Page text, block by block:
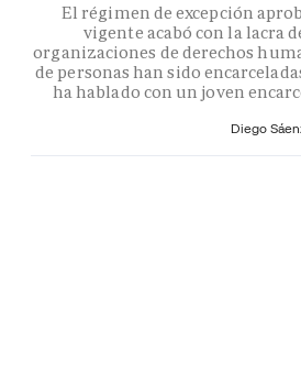
El régimen de excepción
vigente acabó con la lacra
organizaciones de derechos
de personas han sido
ha hablado con un joven
Diego